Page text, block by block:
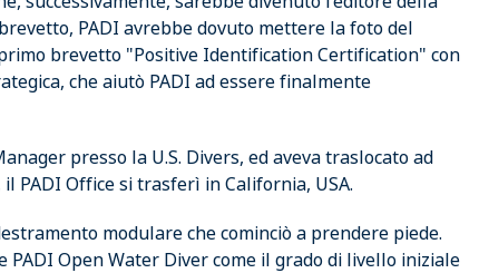
PADI avrebbe dovuto mettere la foto del
brevetto "Positive Identification Certification" con
che aiutò PADI ad essere finalmente
presso la U.S. Divers, ed aveva traslocato ad
PADI Office si trasferì in California, USA.
modulare che cominciò a prendere piede.
Open Water Diver come il grado di livello iniziale